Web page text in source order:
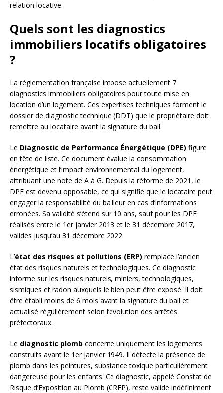
relation locative.
Quels sont les diagnostics
immobiliers locatifs obligatoires
?
La réglementation française impose actuellement 7
diagnostics immobiliers obligatoires pour toute mise en
location d’un logement. Ces expertises techniques forment le
dossier de diagnostic technique (DDT) que le propriétaire doit
remettre au locataire avant la signature du bail.
Le Diagnostic de Performance Énergétique (DPE) figure
en tête de liste. Ce document évalue la consommation
énergétique et l’impact environnemental du logement,
attribuant une note de A à G. Depuis la réforme de 2021, le
DPE est devenu opposable, ce qui signifie que le locataire peut
engager la responsabilité du bailleur en cas d’informations
erronées. Sa validité s’étend sur 10 ans, sauf pour les DPE
réalisés entre le 1er janvier 2013 et le 31 décembre 2017,
valides jusqu’au 31 décembre 2022.
L’état des risques et pollutions (ERP) remplace l’ancien
état des risques naturels et technologiques. Ce diagnostic
informe sur les risques naturels, miniers, technologiques,
sismiques et radon auxquels le bien peut être exposé. Il doit
être établi moins de 6 mois avant la signature du bail et
actualisé régulièrement selon l’évolution des arrêtés
préfectoraux.
Le diagnostic plomb concerne uniquement les logements
construits avant le 1er janvier 1949. Il détecte la présence de
plomb dans les peintures, substance toxique particulièrement
dangereuse pour les enfants. Ce diagnostic, appelé Constat de
Risque d’Exposition au Plomb (CREP), reste valide indéfiniment